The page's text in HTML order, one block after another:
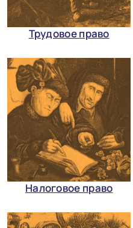
Трудовое право
Налоговое право